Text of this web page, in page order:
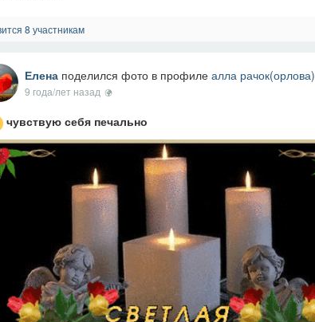
8 участникам
Елена поделился фото в профилеалла рачок(орлова)
9 года/лет назад
чувствую себя печально